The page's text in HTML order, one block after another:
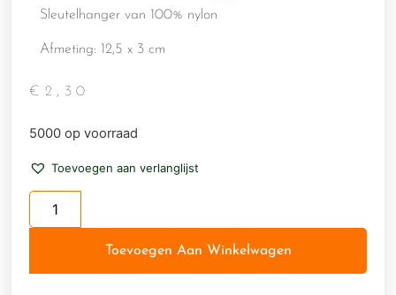
Sleutelhanger van 100% nylon
Afmeting: 12,5 x 3 cm
€ 2,30
5000 op voorraad
Toevoegen aan verlanglijst
Toevoegen Aan Winkelwagen